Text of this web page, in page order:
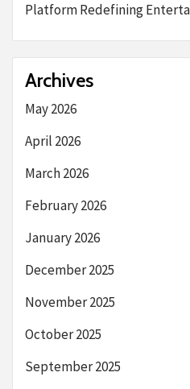
Platform Redefining
Archives
May 2026
April 2026
March 2026
February 2026
January 2026
December 2025
November 2025
October 2025
September 2025